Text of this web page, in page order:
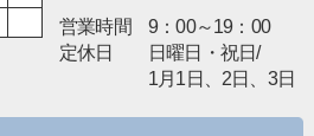
営業時間
9：00～19：00
定休日
日曜日・祝日/
1月1日、2日、3日